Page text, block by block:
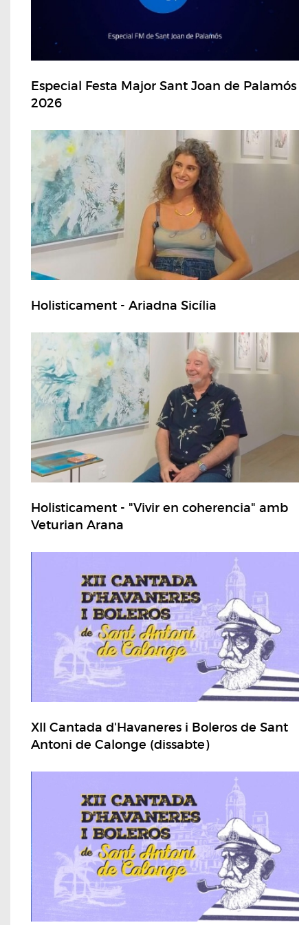
Especial Festa Major Sant Joan de Palamós
2026
Holisticament - Ariadna Sicília
Holisticament - "Vivir en coherencia" amb
Veturian Arana
XII Cantada d'Havaneres i Boleros de Sant
Antoni de Calonge (dissabte)